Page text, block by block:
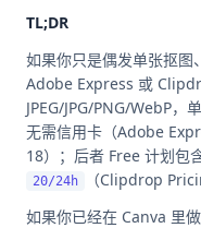
TL;DR
如果你只是偶发单张抠图
Adobe Express 或
JPEG/JPG/PNG/WebP
无需信用卡（Adobe
18）；后者 Free 计划
20/24h
（Clipdrop
如果你已经在 Canva 里